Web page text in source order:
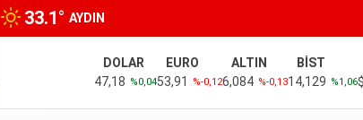
33.1° AYDIN
DOLAR
47,18 %0,04
EURO
53,91
%-0,12
ALTIN
6,084 %-0,13
BİST
14,129 %1,06